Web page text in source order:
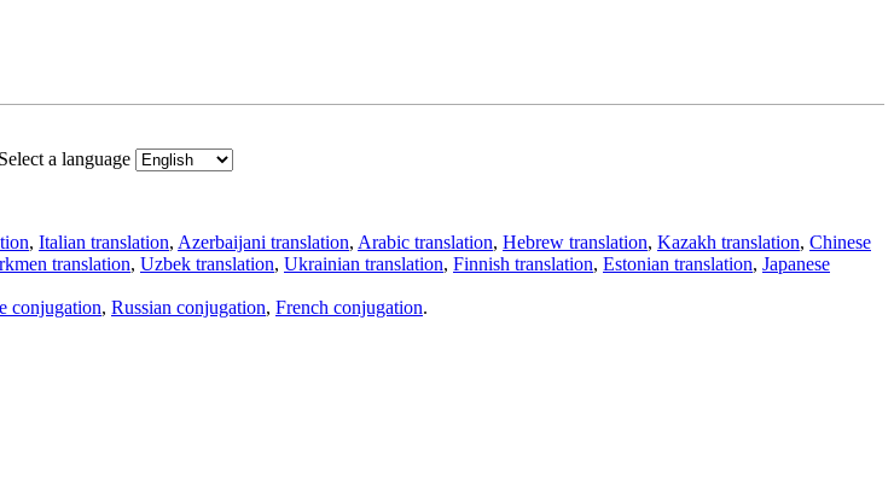
Select a language
, Italian translation, Azerbaijani translation, Arabic translation, Hebrew translation, Kazakh translation, Chinese
translation, Uzbek translation, Ukrainian translation, Finnish translation, Estonian translation, Japanese
conjugation, Russian conjugation, French conjugation.